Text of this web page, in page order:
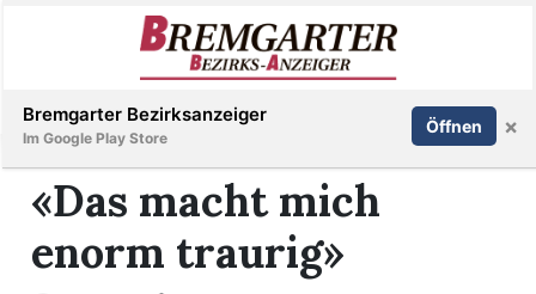
Inserieren Abonnieren Anmelden
«Das macht mich
enorm traurig»
Bremgarter Bezirksanzeiger
Im Google Play Store
Öffnen ×